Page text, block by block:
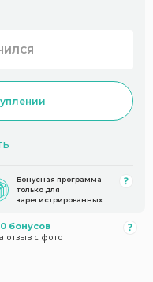
Бонусная программа
только для
зарегистрированных
бонусов
отзыв с фото